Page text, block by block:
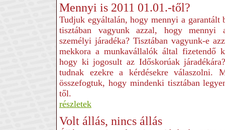
Mennyi is 2011 01.01.-től?
Tudjuk egyáltalán, hogy mennyi a garantált
tisztában vagyunk azzal, hogy mennyi
személyi járadéka? Tisztában vagyunk-e
mekkora a munkavállalók által fizetendő
hogy ki jogosult az Időskorúak
tudnak ezekre a kérdésekre válaszolni.
összefogtuk, hogy mindenki tisztában
től.
részletek
Volt állás, nincs állás